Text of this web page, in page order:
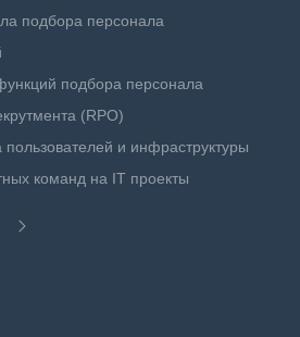
подбора персонала
подбора персонала
(RPO)
и инфраструктуры
команд на IT проекты